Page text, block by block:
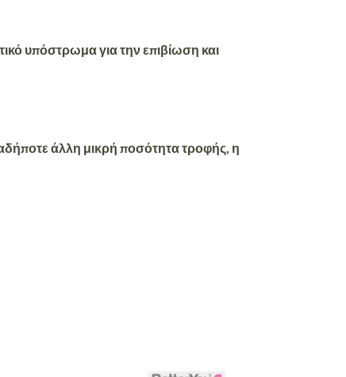
υπόστρωμα για την επιβίωση και
άλλη μικρή ποσότητα τροφής, η